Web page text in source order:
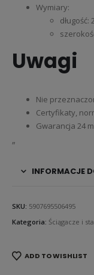
Wymiary:
długość:
Uwagi
Nie
Certyfikaty,
Gwarancja 24
„
INFORMACJE
SKU: 5907695506495
Kategoria: Ściągacze i
ADD TO WISHLIST